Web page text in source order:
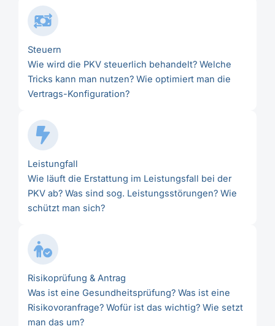
Steuern
Wie wird die PKV steuerlich behandelt? Welche
Tricks kann man nutzen? Wie optimiert man die
Vertrags-Konfiguration?
Leistungfall
Wie läuft die Erstattung im Leistungsfall bei der
PKV ab? Was sind sog. Leistungsstörungen? Wie
schützt man sich?
Risikoprüfung & Antrag
Was ist eine Gesundheitsprüfung? Was ist eine
Risikovoranfrage? Wofür ist das wichtig? Wie setzt
man das um?